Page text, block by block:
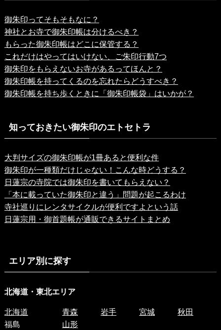
御朱印ってそもそもなに？
神社とお寺で御朱印帳は分けるべき？
もらった御朱印帳はどこに保管する？
これだけはやってはいけない、ご朱印行動7つ
御朱印をもらえないお寺があるってほんと？
御朱印帳を持ってくるのを忘れたらどうすべき？
御朱印帳を持ち歩くときに「御朱印帳袋」はいかが？
知っておきたい御朱印のエトセトラ
大判サイズの御朱印帳が1冊あると便利な件
御朱印が一種類だけじゃない！こんな時どうする？
日蓮宗の寺院では御朱印を書いてもらえない？
「本に載っていた御朱印と違う」問題が起こるわけ
寺社巡りにレンタサイクルが便利ですよという話
日蓮宗用・御首題帳が通販できるサイトまとめ
エリア別に探す
北海道・東北エリア
北海道 青森 岩手 宮城
秋田
福島
山形